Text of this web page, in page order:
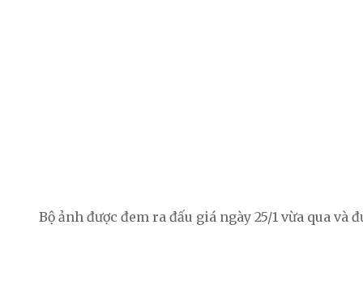
Bộ ảnh được đem ra đấu giá ngày 25/1 vừa qua và